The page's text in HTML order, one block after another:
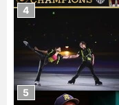
4
5